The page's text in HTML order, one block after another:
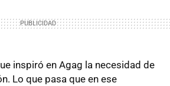
inspiró en Agag la necesidad de
Lo que pasa que en ese